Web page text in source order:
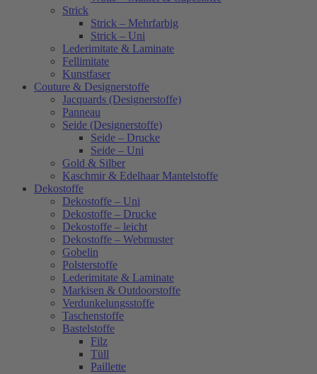
Strick
Strick – Mehrfarbig
Strick – Uni
Lederimitate & Laminate
Fellimitate
Kunstfaser
Couture & Designerstoffe
Jacquards (Designerstoffe)
Panneau
Seide (Designerstoffe)
Seide – Drucke
Seide – Uni
Gold & Silber
Kaschmir & Edelhaar Mantelstoffe
Dekostoffe
Dekostoffe – Uni
Dekostoffe – Drucke
Dekostoffe – leicht
Dekostoffe – Webmuster
Gobelin
Polsterstoffe
Lederimitate & Laminate
Markisen & Outdoorstoffe
Verdunkelungsstoffe
Taschenstoffe
Bastelstoffe
Filz
Tüll
Paillette